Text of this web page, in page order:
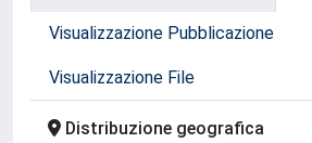
Visualizzazione Pubblicazione
Visualizzazione File
Distribuzione geografica